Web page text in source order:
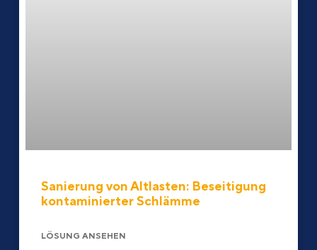
Sanierung von Altlasten: Beseitigung
kontaminierter Schlämme
LÖSUNG ANSEHEN